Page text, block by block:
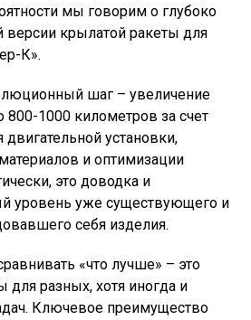
мы говорим о глубоко
версии крылатой ракеты для
К».
шаг – увеличение
800-1000 километров за счет
установки,
и оптимизации
это доводка и
уровень уже существующего и
себя изделия.
«что лучше» – это
для разных, хотя иногда и
Ключевое преимущество